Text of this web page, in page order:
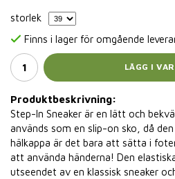
storlek
Finns i lager för omgående
LÄGG I
Produktbeskrivning:
Step-In Sneaker är en lätt och
används som en slip-on sko, då
hälkappa är det bara att sätta i
att använda händerna! Den
utseendet av en klassisk sneaker